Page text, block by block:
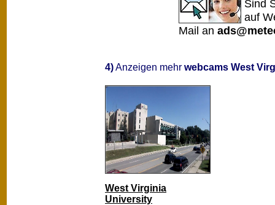
Sind
auf
Mail an
4)Anzeigen mehr webcams West
West Virginia
University